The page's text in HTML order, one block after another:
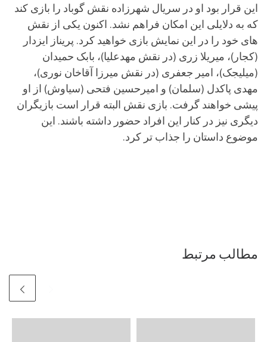
این قرار بود او در سریال شهرزاده نقش گوباد را بازی کند
که به دلایلی این امکان فراهم نشد. اکنون یکی از نقش
های خود را در این نمایش بازی خواهید کرد. پریناز ایزدار
(کجار)، میریلا زری (در نقش مهدعلیا)، بابک حمیدان
(میلیجک)، امیر جعفری (در نقش میرزا آقاخان نوری)،
مهدی پاکدل (سلمان) و امیرحسین فتحی (سیاوش) از او
پیشی خواهند گرفت. بازی نقش البته قرار است بازیگران
دیگری نیز در کنار این افراد حضور داشته باشند. این
موضوع داستان را جذاب تر کرد.
مطالب مرتبط